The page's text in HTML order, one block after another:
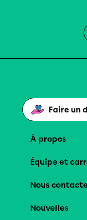
Faire un
À propos
Équipe et
Nous
Nouvelles